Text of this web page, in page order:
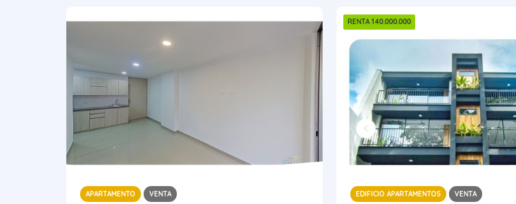
APARTAMENTO VENTA
RENTA 140.000.000
EDIFICIO APARTAMENTOS VENTA